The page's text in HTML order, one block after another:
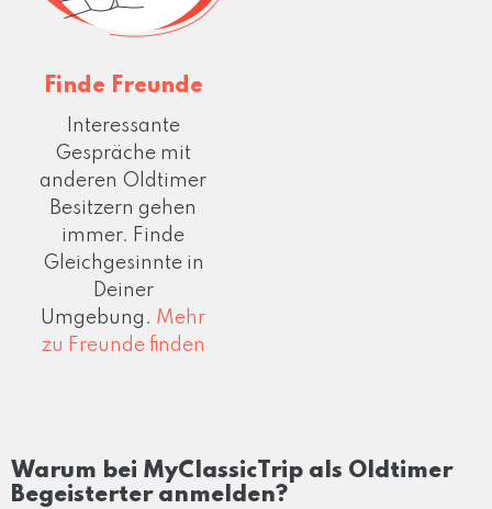
Finde Freunde
Interessante
Gespräche mit
anderen Oldtimer
Besitzern gehen
immer. Finde
Gleichgesinnte in
Deiner
Umgebung. Mehr
zu Freunde finden
Warum bei MyClassicTrip als Oldtimer
Begeisterter anmelden?